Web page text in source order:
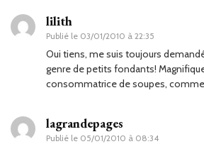
lilith
Publié le 03/01/2010 à 22:35
Oui tiens, me suis toujours
genre de petits fondants!
consommatrice de soupes,
lagrandepages
Publié le 05/01/2010 à 08:34